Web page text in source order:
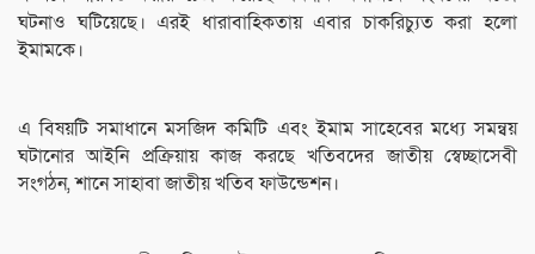
ঘটনাও ঘটিয়েছে। এরই ধারাবাহিকতায় এবার চাকরিচ্যুত করা হলো
ইমামকে।
এ বিষয়টি সমাধানে মসজিদ কমিটি এবং ইমাম সাহেবের মধ্যে সমন্বয়
ঘটানোর আইনি প্রক্রিয়ায় কাজ করছে খতিবদের জাতীয় স্বেচ্ছাসেবী
সংগঠন, শানে সাহাবা জাতীয় খতিব ফাউন্ডেশন।